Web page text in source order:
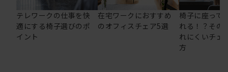
テレワークの仕事を快
適にする椅子選びのポ
イント
在宅ワークにおすすめ
のオフィスチェア5選
椅子に座って
れる！？その
れにくいチェ
方